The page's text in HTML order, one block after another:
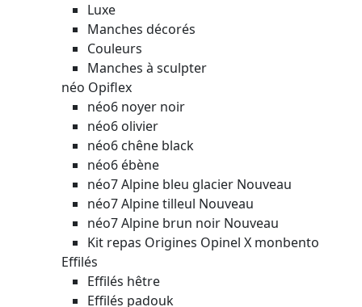
Luxe
Manches décorés
Couleurs
Manches à sculpter
néo Opiflex
néo6 noyer noir
néo6 olivier
néo6 chêne black
néo6 ébène
néo7 Alpine bleu glacier Nouveau
néo7 Alpine tilleul Nouveau
néo7 Alpine brun noir Nouveau
Kit repas Origines Opinel X monbento
Effilés
Effilés hêtre
Effilés padouk